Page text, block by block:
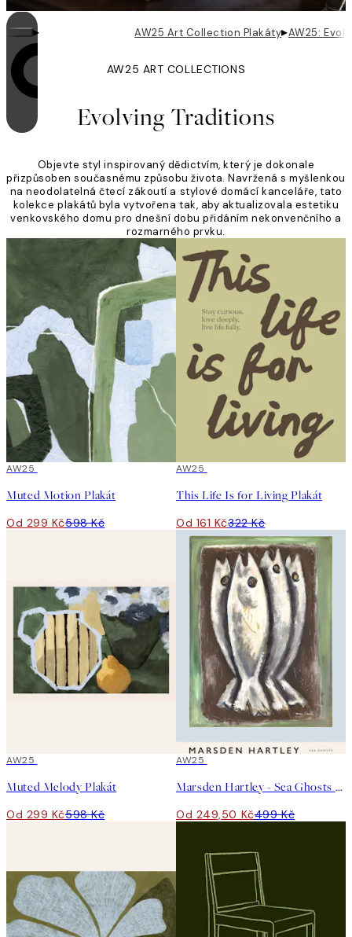
Looping je zapnutý
▸ AW25 Art Collection Plakáty▸AW25:
AW25 ART COLLECTIONS
Evolving Traditions
Objevte styl inspirovaný dědictvím, který je dokonale
přizpůsoben současnému způsobu života. Navržená s myšlenkou
na neodolatelná čtecí zákoutí a stylové domácí kanceláře, tato
kolekce plakátů byla vytvořena tak, aby aktualizovala estetiku
venkovského domu pro dnešní dobu přidáním nekonvenčního a
rozmarného prvku.
50%*
AW25
Muted Motion Plakát
Od 299 Kč598 Kč
50%*
AW25
This Life Is for Living Plakát
Od 161 Kč322 Kč
50%*
AW25
Muted Melody Plakát
Od 299 Kč598 Kč
50%*
AW25
Marsden Hartley - Sea Ghosts Plakát
Od 249,50 Kč499 Kč